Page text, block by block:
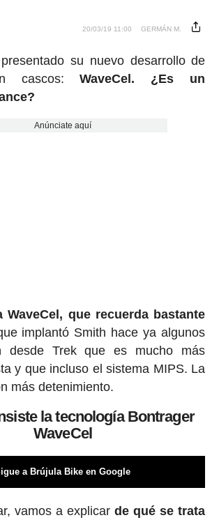
20/03/19 11:00 GERMÁN M.
su nuevo desarrollo de
cascos:WaveCel. ¿Es un
Anúnciate aquí
WaveCel, que recuerda bastante
implantó Smith hace ya algunos
desde Trek que es mucho más
y que incluso el sistema MIPS. La
más detenimiento.
la tecnología Bontrager
WaveCel
a Brújula Bike en Google
vamos a explicarde qué se trata